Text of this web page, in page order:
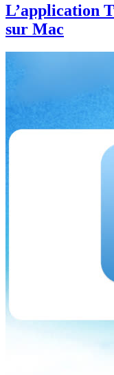
L’application
sur Mac